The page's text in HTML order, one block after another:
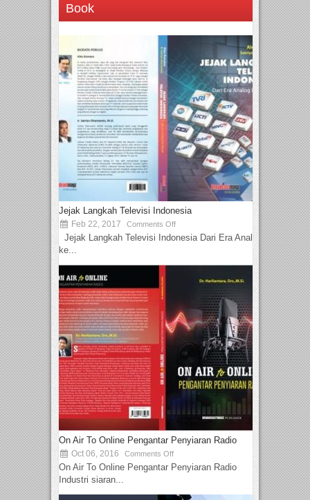
Book
Jejak Langkah Televisi Indonesia
Feb 22, 2017 Comments Off
Jejak Langkah Televisi Indonesia Dari Era Analog
ke...
On Air To Online Pengantar Penyiaran Radio
Oct 06, 2016 Comments Off
On Air To Online Pengantar Penyiaran Radio
Industri siaran...